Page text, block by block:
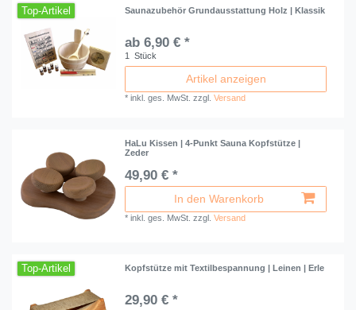
Top-Artikel Saunazubehör Grundausstattung Holz | Klassik
ab 6,90 € *
1 Stück
Artikel anzeigen
*inkl. ges. MwSt. zzgl.Versand
HaLu Kissen | 4-Punkt Sauna Kopfstütze |
Zeder
49,90 € *
In den Warenkorb
*inkl. ges. MwSt. zzgl.Versand
Top-Artikel Kopfstütze mit Textilbespannung | Leinen | Erle
29,90 € *